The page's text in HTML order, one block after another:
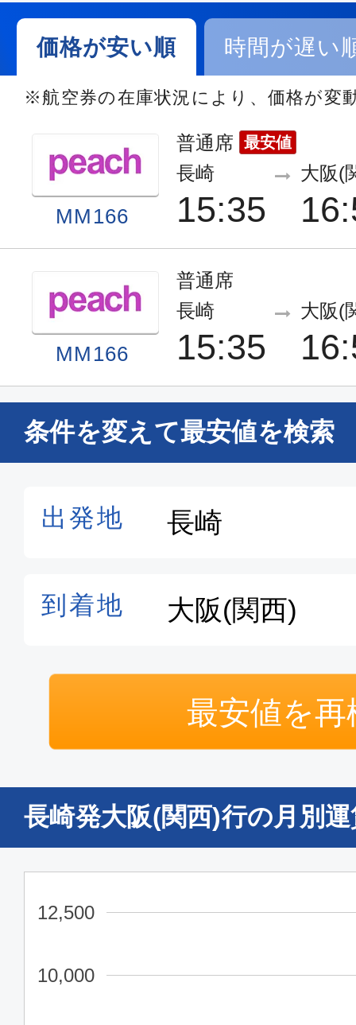
価格が安い順 時間が遅い
※航空券の在庫状況により、価格が変
MM166
普通席 最安値
長崎
15:35
大阪(
MM166
普通席
長崎
15:35
大阪(
条件を変えて最安値を検索
最安値を再
長崎発大阪(関西)行の月別
10,000
12,500